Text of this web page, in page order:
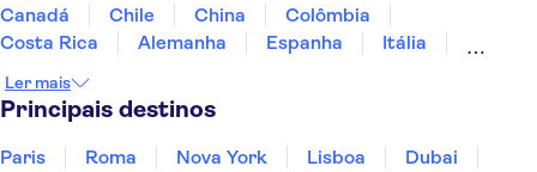
Canadá
Chile China
Colômbia
Costa Rica
Alemanha Espanha
Itália
Panamá
Peru
Ler mais
Principais destinos
Paris Roma Nova York Lisboa
Dubai